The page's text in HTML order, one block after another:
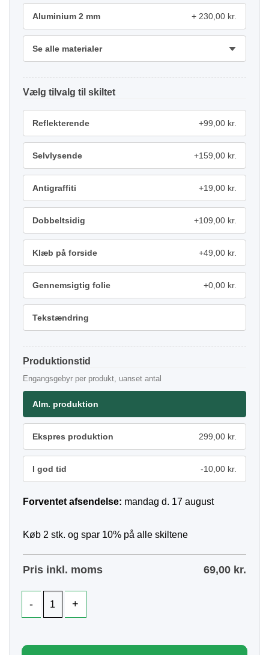
Aluminium 2 mm 230,00 kr.
Se alle materialer
tilvalg
Reflekterende +99,00 kr.
Selvlysende +159,00 kr.
Antigraffiti +19,00 kr.
Dobbeltsidig +109,00 kr.
Klæb på forside +49,00 kr.
Gennemsigtig folie +0,00 kr.
Tekstændring
Produktionstid
Engangsgebyr per produkt, uanset antal
Alm. produktion
Ekspres produktion 299,00 kr.
I god tid -10,00 kr.
Forventet afsendelse: mandag d. 17 august
Køb 2 stk. og spar 10% på alle skiltene
Pris inkl. moms 69,00 kr.